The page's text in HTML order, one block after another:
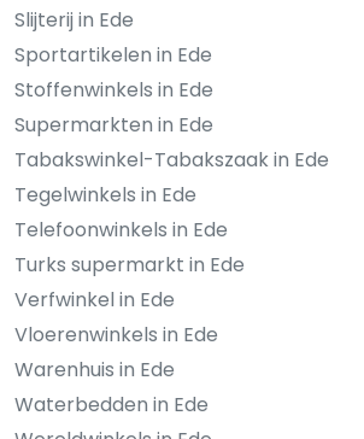
Slijterij in Ede
Sportartikelen in Ede
Stoffenwinkels in Ede
Supermarkten in Ede
Tabakswinkel-Tabakszaak in Ede
Tegelwinkels in Ede
Telefoonwinkels in Ede
Turks supermarkt in Ede
Verfwinkel in Ede
Vloerenwinkels in Ede
Warenhuis in Ede
Waterbedden in Ede